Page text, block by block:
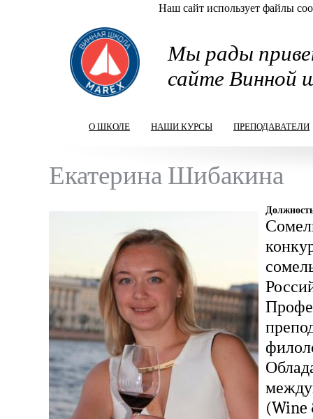
Наш сайт использует файлы
Мы рады
сайте Винной
О ШКОЛЕ НАШИ КУРСЫ ПРЕПОДАВАТЕЛИ
Екатерина Шибакина
(Wine